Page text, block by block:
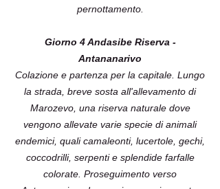
pernottamento.
Giorno 4 Andasibe Riserva -
Antananarivo
Colazione e partenza per la capitale. Lungo
la strada, breve sosta all'allevamento di
Marozevo, una riserva naturale dove
vengono allevate varie specie di animali
endemici, quali camaleonti, lucertole, gechi,
coccodrilli, serpenti e splendide farfalle
colorate. Proseguimento verso